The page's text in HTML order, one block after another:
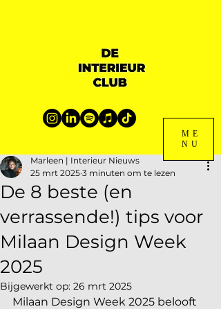
ME
NU
De 8 beste (en
verrassende!) tips voor
Milaan Design Week
2025
Marleen | Interieur Nieuws
25 mrt 2025 3 minuten om te lezen
Bijgewerkt op: 26 mrt 2025
Milaan Design Week 2025 belooft